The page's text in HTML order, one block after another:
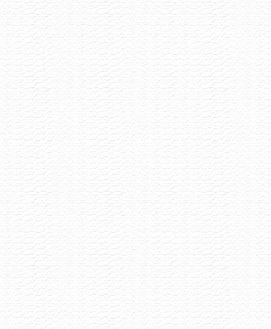
Letní Pétnaty
22.6.2026
Selekce pétnatů napříč styly i původem